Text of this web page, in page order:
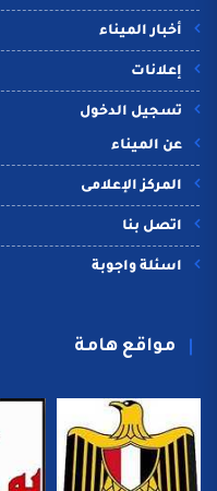
أخبار الميناء
إعلانات
تسجيل الدخول
عن الميناء
المركز الإعلامى
اتصل بنا
اسئلة واجوبة
مواقع هامة